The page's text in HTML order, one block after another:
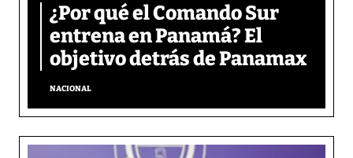
¿Por qué el Comando Sur
entrena en Panamá? El
objetivo detrás de Panamax
NACIONAL